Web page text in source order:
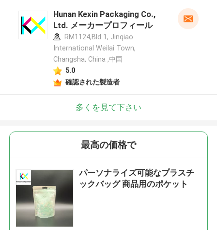
Hunan Kexin Packaging Co.,
Ltd. メーカープロフィール
RM1124,Bld 1, Jinqiao
International Weilai Town,
Changsha, China ,中国
5.0
確認された製造者
多くを見て下さい
最高の価格で
パーソナライズ可能なプラスチ
ックバッグ 商品用のポケット